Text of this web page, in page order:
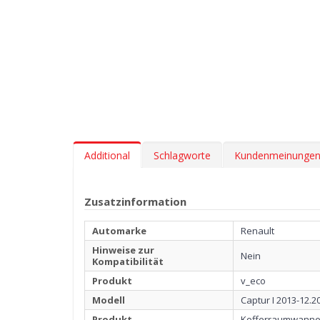
Additional Schlagworte Kundenmeinungen
Zusatzinformation
Automarke
Renault
Hinweise zur
Kompatibilität
Nein
Produkt
v_eco
Modell
Captur I 2013-